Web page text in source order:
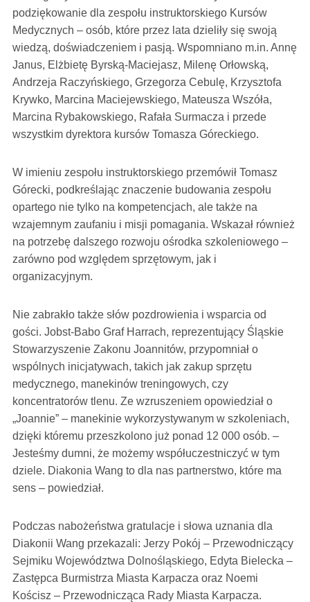
podziękowanie dla zespołu instruktorskiego Kursów
Medycznych – osób, które przez lata dzieliły się swoją
wiedzą, doświadczeniem i pasją. Wspomniano m.in. Annę
Janus, Elżbietę Byrską-Maciejasz, Milenę Orłowską,
Andrzeja Raczyńskiego, Grzegorza Cebulę, Krzysztofa
Krywko, Marcina Maciejewskiego, Mateusza Wszóła,
Marcina Rybakowskiego, Rafała Surmacza i przede
wszystkim dyrektora kursów Tomasza Góreckiego.
W imieniu zespołu instruktorskiego przemówił Tomasz
Górecki, podkreślając znaczenie budowania zespołu
opartego nie tylko na kompetencjach, ale także na
wzajemnym zaufaniu i misji pomagania. Wskazał również
na potrzebę dalszego rozwoju ośrodka szkoleniowego –
zarówno pod względem sprzętowym, jak i
organizacyjnym.
Nie zabrakło także słów pozdrowienia i wsparcia od
gości. Jobst-Babo Graf Harrach, reprezentujący Śląskie
Stowarzyszenie Zakonu Joannitów, przypomniał o
wspólnych inicjatywach, takich jak zakup sprzętu
medycznego, manekinów treningowych, czy
koncentratorów tlenu. Ze wzruszeniem opowiedział o
„Joannie” – manekinie wykorzystywanym w szkoleniach,
dzięki któremu przeszkolono już ponad 12 000 osób. –
Jesteśmy dumni, że możemy współuczestniczyć w tym
dziele. Diakonia Wang to dla nas partnerstwo, które ma
sens – powiedział.
Podczas nabożeństwa gratulacje i słowa uznania dla
Diakonii Wang przekazali: Jerzy Pokój – Przewodniczący
Sejmiku Województwa Dolnośląskiego, Edyta Bielecka –
Zastępca Burmistrza Miasta Karpacza oraz Noemi
Kościsz – Przewodnicząca Rady Miasta Karpacza.